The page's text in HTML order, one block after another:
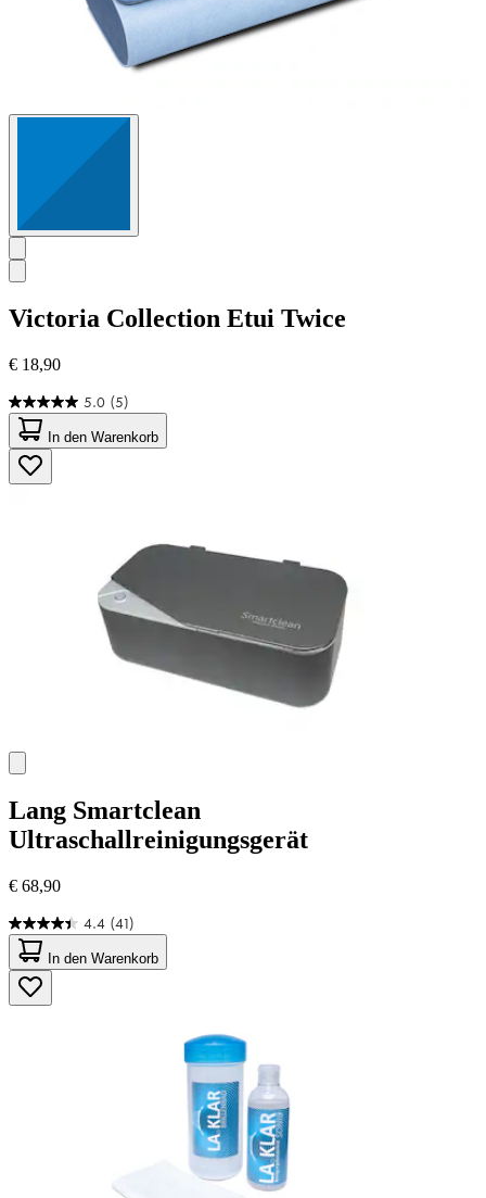
Victoria Collection Etui Twice
€ 18,90
5.0 (5)
5.0
von
5
Sternen.
5
In den Warenkorb
Lang Smartclean
Ultraschallreinigungsgerät
€ 68,90
4.4 (41)
4.4
von
5
Sternen.
41
In den Warenkorb